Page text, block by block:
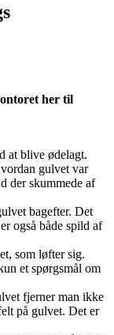
her til
at blive ødelagt.
gulvet var
der skummede af
bagefter. Det
også både spild af
som løfter sig.
et spørgsmål om
fjerner man ikke
på gulvet. Det er